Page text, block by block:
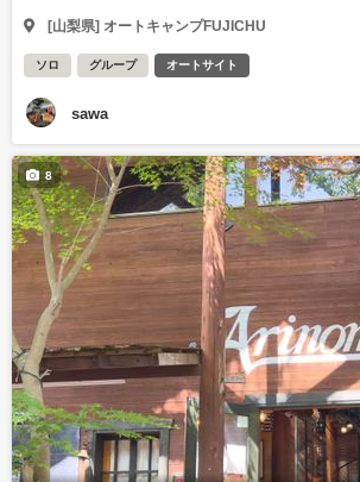
[山梨県] オートキャンプFUJICHU
ソロ グループ オートサイト
sawa
8